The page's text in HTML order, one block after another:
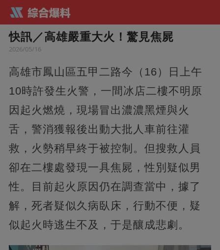
快訊／高雄嚴重大火！驚見焦屍
2026/05/16
高雄市鳳山區五甲二路今（16）日上午
10時許發生火警，一間冰店二樓不明原
因起火燃燒，現場冒出濃濃黑煙與火
舌，警消獲報後出動大批人車前往灌
救，火勢稍早終于被控制。但搜救人員
卻在二樓處發現一具焦屍，性別疑似男
性。目前起火原因仍在調查當中，據了
解，死者疑似久病臥床，行動不便，疑
似起火時逃生不及，于是釀成悲劇。